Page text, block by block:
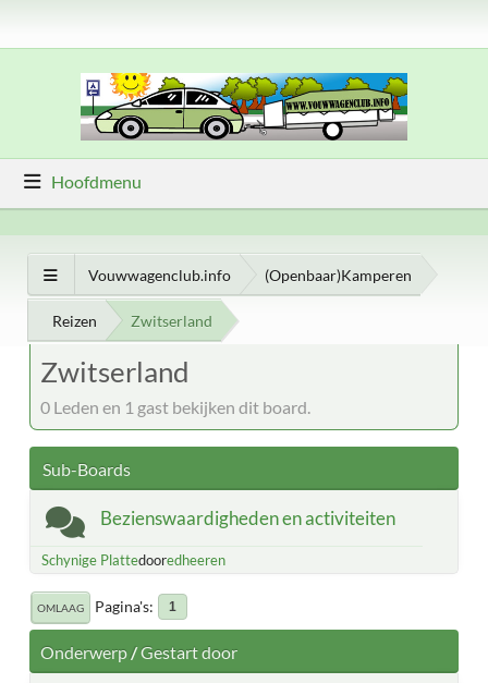
Hoofdmenu
Vouwwagenclub.info (Openbaar)Kamperen
Reizen Zwitserland
Zwitserland
0 Leden en 1 gast bekijken dit board.
Sub-Boards
Bezienswaardigheden en activiteiten
Schynige Plattedooredheeren
OMLAAG Pagina's 1
Onderwerp/Gestart door